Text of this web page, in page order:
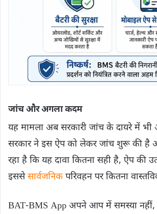
जांच और अगला कदम
यह मामला अब सरकारी जांच के दायरे में भी
सरकार ने इस ऐप को लेकर जांच शुरू की है
रहा है कि यह दावा कितना सही है, ऐप की
इससेसार्वजनिक परिवहन पर कितना
BAT-BMS App अपने आप में समस्या नहीं,